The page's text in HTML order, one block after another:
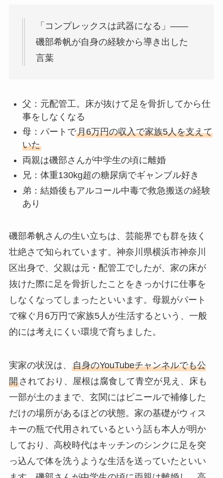
「コンプレックスは武器になる」——
磯部希帆が自身の経験から導き出した
言葉
父：元配管工。床が抜けて足を骨折してから仕
事をしなくなる
母：パートで月6万円の収入で家族5人を支えて
いた
両親は磯部さんが中学生の頃に離婚
兄：体重130kg超の糖尿病でギャンブル好き
弟：結婚後もアルコール中毒で救急搬送の経験
あり
磯部希帆さんの生い立ちは、芸能界でも群を抜く
壮絶さで知られています。神奈川県横浜市神奈川
区出身で、父親は元・配管工でしたが、家の床が
抜けた際に足を骨折したことをきっかけに仕事を
しなくなってしまったといいます。母親がパート
で稼ぐ月6万円で家族5人が生活するという、一般
的には考えにくい環境で育ちました。
実家の状況は、 自身のYouTubeチャンネルでも公
開されており、屋根は腐食して青空が見え、床も
一部が土のままで、玄関にはビニールで補修した
だけの場所があるほどの状態。家の基礎がウィス
キーの瓶で代用されているという話も本人が明か
しており、高校時代はキッチンのシンクに足を突
っ込んで体を洗うような生活を送っていたといい